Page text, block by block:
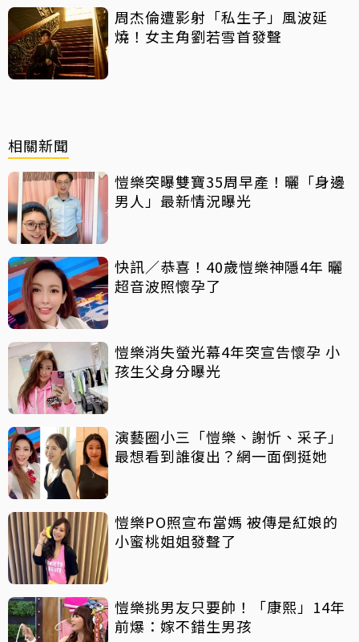
周杰倫遭影射「私生子」風波延
燒！女主角劉若雪首發聲
相關新聞
愷樂突曝雙寶35周早產！曬「身邊
男人」最新情況曝光
快訊／恭喜！40歲愷樂神隱4年 曬
超音波照懷孕了
愷樂消失螢光幕4年突宣告懷孕 小
孩生父身分曝光
演藝圈小三「愷樂、謝忻、采子」
最想看到誰復出？網一面倒挺她
愷樂PO照宣布當媽 被傳是紅娘的
小蜜桃姐姐發聲了
愷樂挑男友只要帥！「康熙」14年
前爆：嫁不錯生男孩